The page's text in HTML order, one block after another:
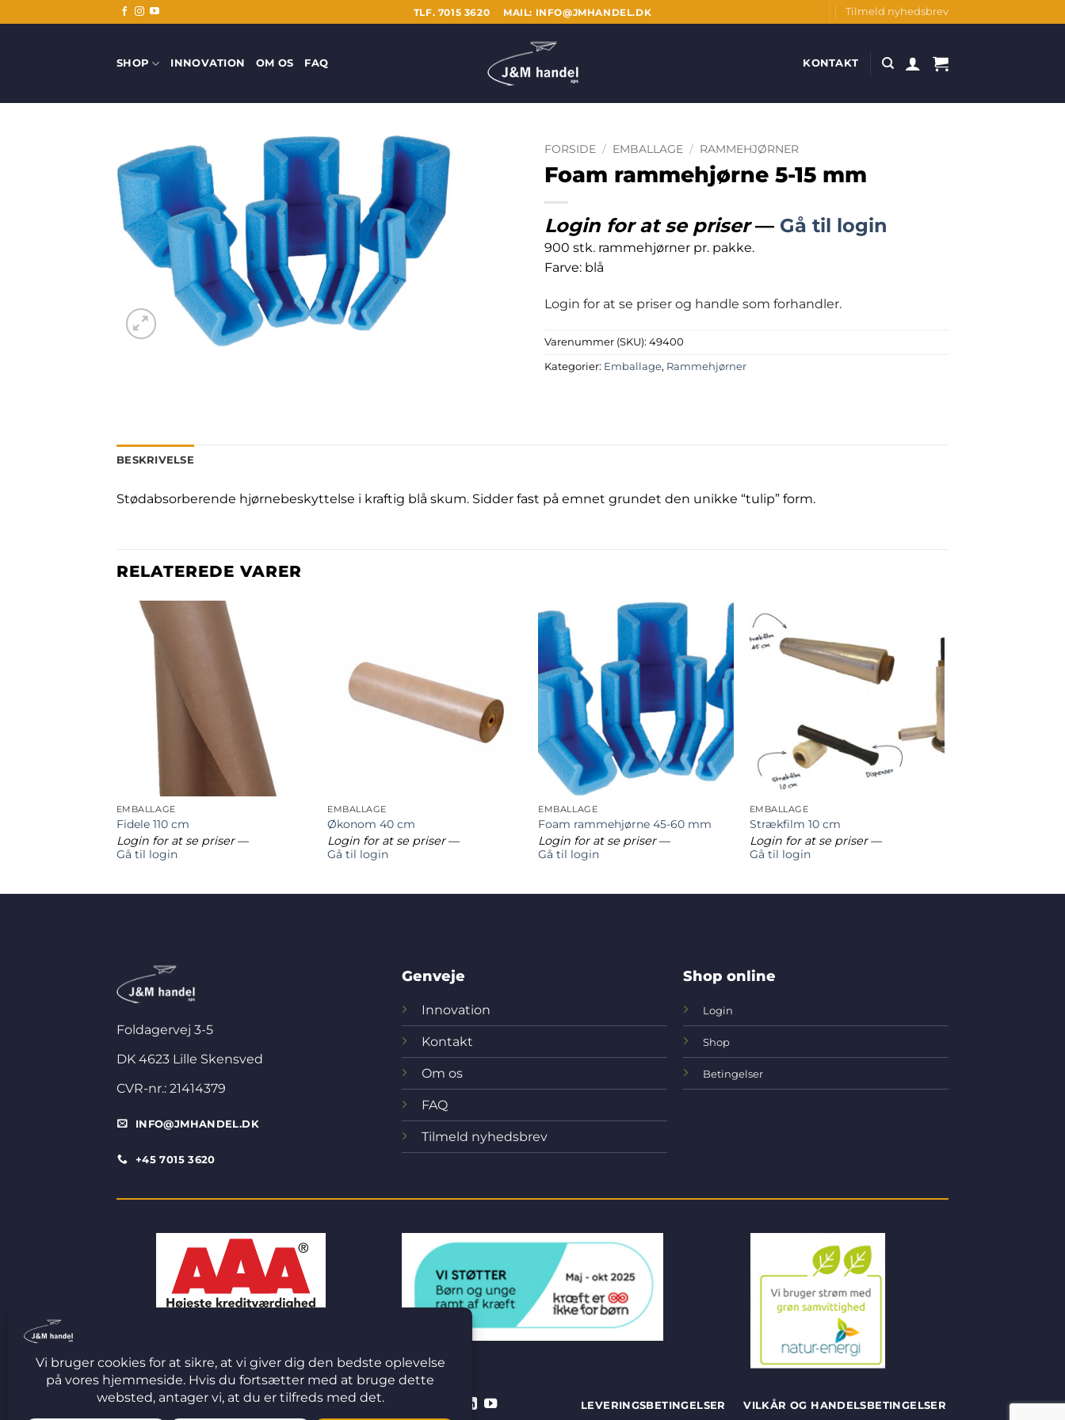
til
TLF. 7015 3620 MAIL: INFO@JMHANDEL.DK Tilmeld nyhedsbrev
SHOP INNOVATION OM OS FAQ KONTAKT
FORSIDE / EMBALLAGE / RAMMEHJØRNER
Foam rammehjørne 5-15 mm
Login for at se priser— Gå til login
900 stk. rammehjørner pr. pakke.
Farve: blå
Login for at se priser og handle som forhandler.
Varenummer (SKU): 49400
Kategorier: Emballage, Rammehjørner
BESKRIVELSE
Stødabsorberende hjørnebeskyttelse i kraftig blå skum. Sidder fast på emnet grundet den unikke “tulip” form.
RELATEREDE VARER
EMBALLAGE
Fidele 110 cm
Login for at se priser—
Gå til login
EMBALLAGE
Økonom 40 cm
Login for at se priser—
Gå til login
EMBALLAGE
Foam rammehjørne 45-60 mm
Login for at se priser—
Gå til login
EMBALLAGE
Strækfilm 10 cm
Login for at se priser—
Gå til login
Foldagervej 3-5
DK 4623 Lille Skensved
CVR-nr.: 21414379
INFO@JMHANDEL.DK
+45 7015 3620
Genveje
Innovation
Kontakt
Om os
FAQ
Tilmeld nyhedsbrev
Shop online
Login
Shop
Betingelser
© 2026 J&M Handel ApS LEVERINGSBETINGELSER VILKÅR OG HANDELSBETINGELSER